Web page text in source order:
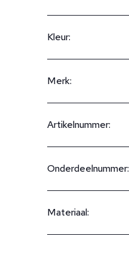
Kleur:
Merk:
Artikelnummer:
Onderdeelnummer:
Materiaal: